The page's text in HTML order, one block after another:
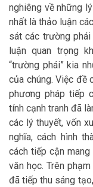
nghiêng về những
nhất là thảo luận
sát các trường
luận quan trọng
“trường phái” kia
của chúng. Việc đề
phương pháp tiếp
tính cạnh tranh đã
các lý thuyết, vốn
nghĩa, cách hình
cách tiếp cận
văn học. Trên
đã tiếp thu sáng